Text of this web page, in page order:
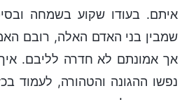
איתם. בעודו שקוע בשמחה
שמבין בני האדם האלה, רובם
אך אמונתם לא חדרה לליבם.
נפשו ההגונה והטהורה, לעמוד